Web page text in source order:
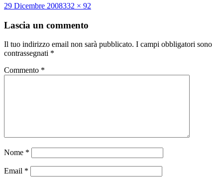
Scritto
29 Dicembre 2008Dimensione
332 × 92
Lascia un commento
Il tuo indirizzo email non sarà pubblicato. I campi obbligatori sono
contrassegnati *
Commento *
Nome *
Email *